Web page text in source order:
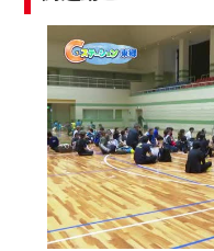
ビス向上のため、
『CCNet Web
一部コンテンツ
CCNetサービス
ページ※』へのロ
す。
何卒、ご理解ご
いたします。